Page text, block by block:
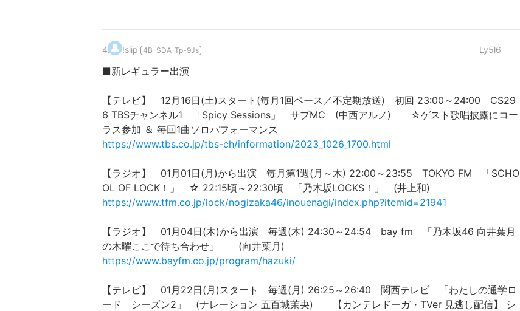
4. !slip 4B-SDA-Tp-9Js Ly5l6
■新レギュラー出演
【テレビ】 12月16日(土)スタート(毎月1回ペース／不定期放送) 初回 23:00～24:00 CS29
6 TBSチャンネル1 「Spicy Sessions」 サブMC (中西アルノ) ☆ゲスト歌唱披露にコー
ラス参加 ＆ 毎回1曲ソロパフォーマンス
https://www.tbs.co.jp/tbs-ch/information/2023_1026_1700.html
【ラジオ】 01月01日(月)から出演 毎月第1週(月～木) 22:00～23:55 TOKYO FM 「SCHO
OL OF LOCK！」 ☆ 22:15頃～22:30頃 「乃木坂LOCKS！」 (井上和)
https://www.tfm.co.jp/lock/nogizaka46/inouenagi/index.php?itemid=21941
【ラジオ】 01月04日(木)から出演 毎週(木) 24:30～24:54 bay fm 「乃木坂46 向井葉月
の木曜ここで待ち合わせ」 (向井葉月)
https://www.bayfm.co.jp/program/hazuki/
【テレビ】 01月22日(月)スタート 毎週(月) 26:25～26:40 関西テレビ 「わたしの通学ロ
ード シーズン2」 (ナレーション 五百城茉央) 【カンテレドーガ・TVer 見逃し配信】 シ